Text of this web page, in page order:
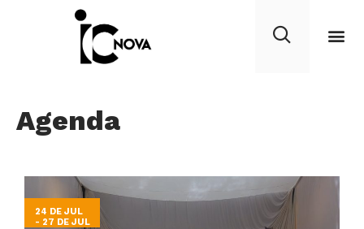
Agenda
24 DE JUL
- 27 DE JUL